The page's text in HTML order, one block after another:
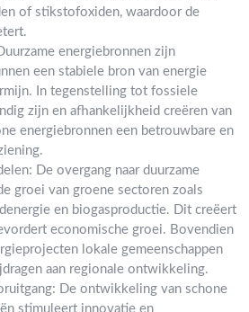
of stikstofoxiden, waardoor de
energiebronnen zijn
een stabiele bron van energie
In tegenstelling tot fossiele
zijn en afhankelijkheid creëren van
energiebronnen een betrouwbare en
De overgang naar duurzame
groei van groene sectoren zoals
en biogasproductie. Dit creëert
economische groei. Bovendien
lokale gemeenschappen
aan regionale ontwikkeling.
De ontwikkeling van schone
stimuleert innovatie en